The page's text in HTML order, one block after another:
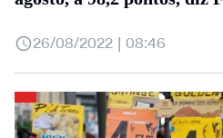
26/08/2022 | 08:46